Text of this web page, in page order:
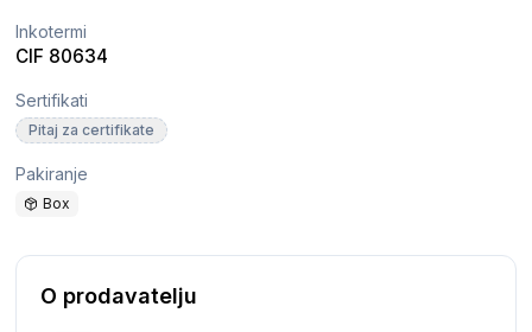
Inkotermi
CIF 80634
Sertifikati
Pitaj za certifikate
Pakiranje
Box
O prodavatelju